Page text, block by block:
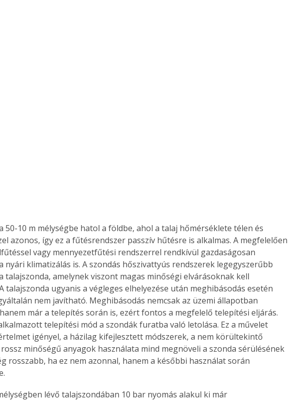
azonos, így ez a fűtésrendszer passzív hűtésre is alkalmas. A megfelelően
vagy mennyezetfűtési rendszerrel rendkívül gazdaságosan
nyári klimatizálás is. A szondás hőszivattyús rendszerek legegyszerűbb
talajszonda, amelynek viszont magas minőségi elvárásoknak kell
talajszonda ugyanis a végleges elhelyezése után meghibásodás esetén
nem javítható. Meghibásodás nemcsak az üzemi állapotban
már a telepítés során is, ezért fontos a megfelelő telepítési eljárás.
telepítési mód a szondák furatba való letolása. Ez a művelet
igényel, a házilag kifejlesztett módszerek, a nem körültekintő
minőségű anyagok használata mind megnöveli a szonda sérülésének
rosszabb, ha ez nem azonnal, hanem a későbbi használat során
lévő talajszondában 10 bar nyomás alakul ki már